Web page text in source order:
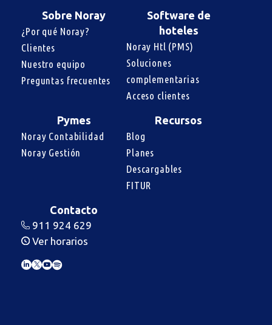
Sobre Noray
¿Por qué Noray?
Clientes
Nuestro equipo
Preguntas frecuentes
Software de
hoteles
Noray Htl (PMS)
Soluciones
complementarias
Acceso clientes
Pymes
Noray Contabilidad
Noray Gestión
Recursos
Blog
Planes
Descargables
FITUR
Contacto
Ver horarios
911 924 629